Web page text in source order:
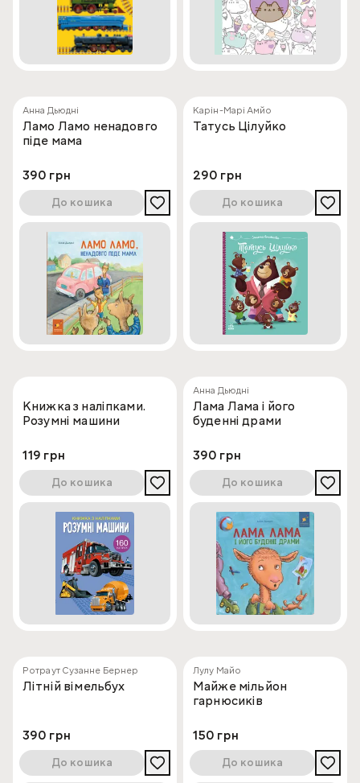
Анна Дьюдні
Ламо Ламо ненадовго
піде мама
390 грн
До кошика
Карін-Марі Амйо
Татусь Цілуйко
290 грн
До кошика
Книжка з наліпками.
Розумні машини
119 грн
До кошика
Анна Дьюдні
Лама Лама і його
буденні драми
390 грн
До кошика
Ротраут Сузанне Бернер
Літній вімельбух
390 грн
До кошика
Лулу Майо
Майже мільйон
гарнюсиків
150 грн
До кошика